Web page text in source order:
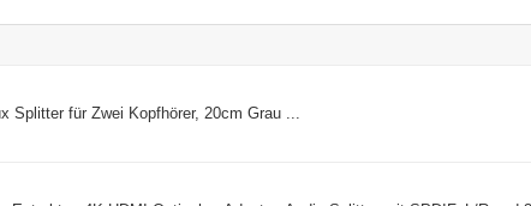
Splitter für Zwei Kopfhörer, 20cm Grau ...